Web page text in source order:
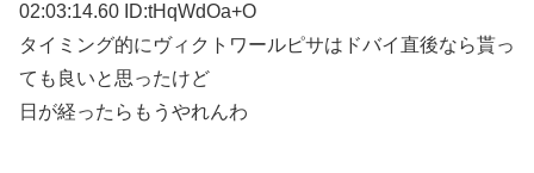
02:03:14.60 ID:tHqWdOa+O
タイミング的にヴィクトワールピサはドバイ直後なら貰っ
ても良いと思ったけど
日が経ったらもうやれんわ